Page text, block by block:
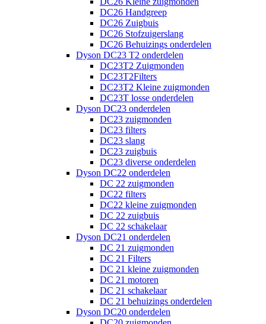
DC26 Handgreep
DC26 Zuigbuis
DC26 Stofzuigerslang
DC26 Behuizings onderdelen
Dyson DC23 T2 onderdelen
DC23T2 Zuigmonden
DC23T2Filters
DC23T2 Kleine zuigmonden
DC23T losse onderdelen
Dyson DC23 onderdelen
DC23 zuigmonden
DC23 filters
DC23 slang
DC23 zuigbuis
DC23 diverse onderdelen
Dyson DC22 onderdelen
DC 22 zuigmonden
DC22 filters
DC22 kleine zuigmonden
DC 22 zuigbuis
DC 22 schakelaar
Dyson DC21 onderdelen
DC 21 zuigmonden
DC 21 Filters
DC 21 kleine zuigmonden
DC 21 motoren
DC 21 schakelaar
DC 21 behuizings onderdelen
Dyson DC20 onderdelen